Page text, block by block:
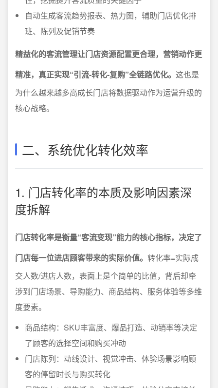
自动生成客流趋势报表、热力图，辅助门店优化排
班、陈列及促销节奏
精益化的客流管理让门店资源配置更合理，营销动作更
精准，真正实现“引流-转化-复购”全链路优化。 这也是
为什么越来越多高成长门店将数据驱动作为运营升级的
核心战略。
二、系统优化转化效率
1. 门店转化率的本质及影响因素深
度拆解
门店转化率是衡量“客流变现”能力的核心指标，决定了
门店每一位进店顾客带来的实际价值。 转化率=实际成
交人数/进店人数，表面上是个简单的比值，背后却牵
涉到门店场景、导购能力、商品结构、服务体验等多维
度要素。
商品结构：SKU丰富度、爆品打造、动销率等决定
了顾客的选择空间和购买冲动
门店陈列：动线设计、视觉冲击、体验场景影响顾
客的停留时长与购买转化